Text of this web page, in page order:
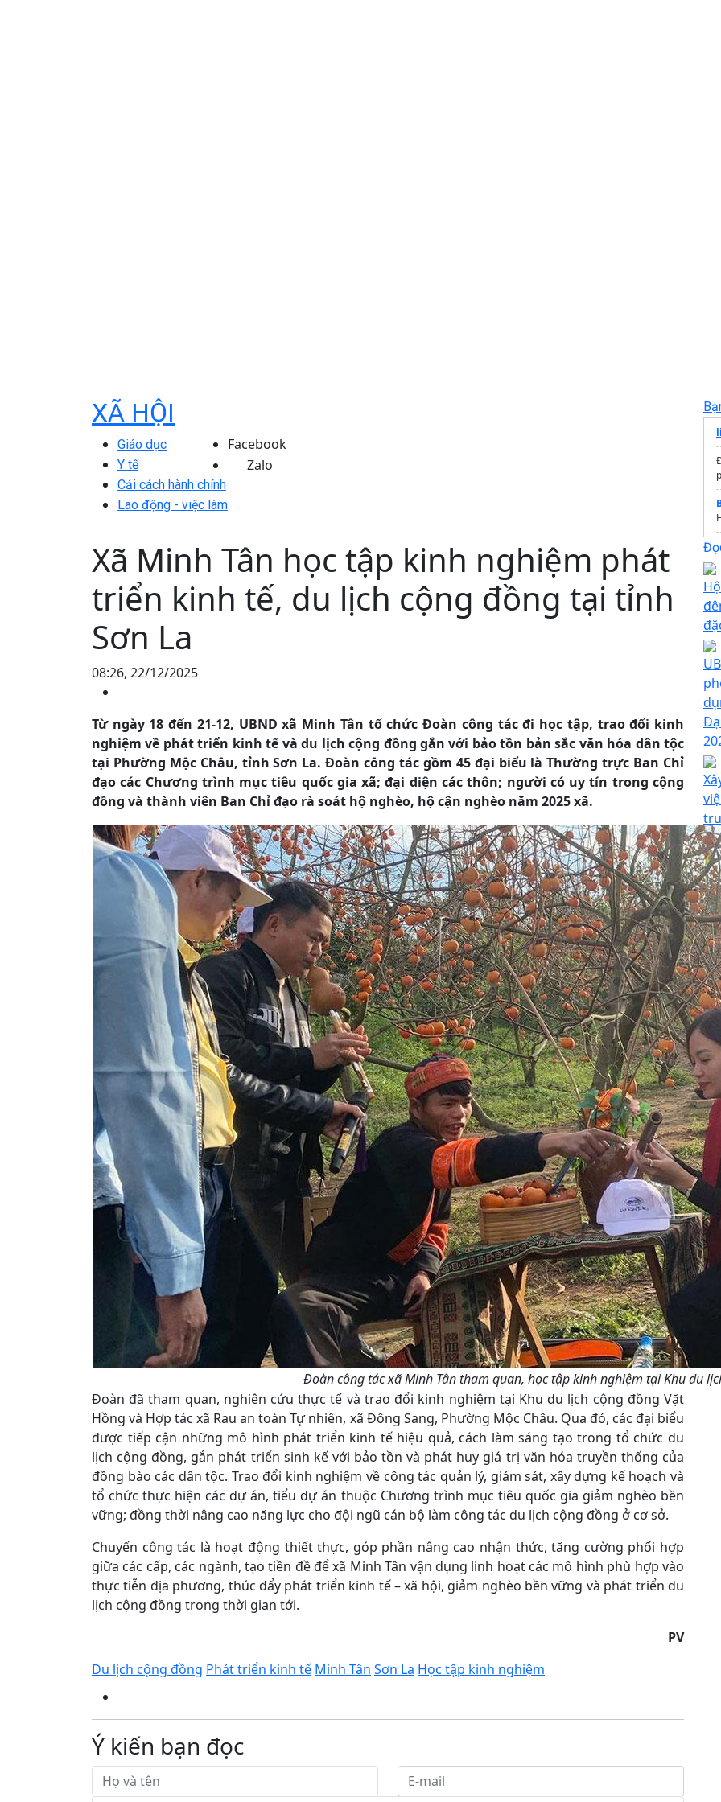
XÃ HỘI
Giáo dục
Y tế
Cải cách hành chính
Lao động - việc làm
Facebook
Zalo
Xã Minh Tân học tập kinh nghiệm phát
triển kinh tế, du lịch cộng đồng tại tỉnh
Sơn La
08:26, 22/12/2025
Từ ngày 18 đến 21-12, UBND xã Minh Tân tổ chức Đoàn công tác đi học tập, trao đổi kinh
nghiệm về phát triển kinh tế và du lịch cộng đồng gắn với bảo tồn bản sắc văn hóa dân tộc
tại Phường Mộc Châu, tỉnh Sơn La. Đoàn công tác gồm 45 đại biểu là Thường trực Ban Chỉ
đạo các Chương trình mục tiêu quốc gia xã; đại diện các thôn; người có uy tín trong cộng
đồng và thành viên Ban Chỉ đạo rà soát hộ nghèo, hộ cận nghèo năm 2025 xã.
Đoàn công tác xã Minh Tân tham quan, học tập kinh nghiệm tại Khu du
Đoàn đã tham quan, nghiên cứu thực tế và trao đổi kinh nghiệm tại Khu du lịch cộng đồng Vặt
Hồng và Hợp tác xã Rau an toàn Tự nhiên, xã Đông Sang, Phường Mộc Châu. Qua đó, các đại biểu
được tiếp cận những mô hình phát triển kinh tế hiệu quả, cách làm sáng tạo trong tổ chức du
lịch cộng đồng, gắn phát triển sinh kế với bảo tồn và phát huy giá trị văn hóa truyền thống của
đồng bào các dân tộc. Trao đổi kinh nghiệm về công tác quản lý, giám sát, xây dựng kế hoạch và
tổ chức thực hiện các dự án, tiểu dự án thuộc Chương trình mục tiêu quốc gia giảm nghèo bền
vững; đồng thời nâng cao năng lực cho đội ngũ cán bộ làm công tác du lịch cộng đồng ở cơ sở.
Chuyến công tác là hoạt động thiết thực, góp phần nâng cao nhận thức, tăng cường phối hợp
giữa các cấp, các ngành, tạo tiền đề để xã Minh Tân vận dụng linh hoạt các mô hình phù hợp vào
thực tiễn địa phương, thúc đẩy phát triển kinh tế – xã hội, giảm nghèo bền vững và phát triển du
lịch cộng đồng trong thời gian tới.
PV
Du lịch cộng đồng Phát triển kinh tế Minh Tân Sơn La Học tập kinh nghiệm
Ý kiến bạn đọc